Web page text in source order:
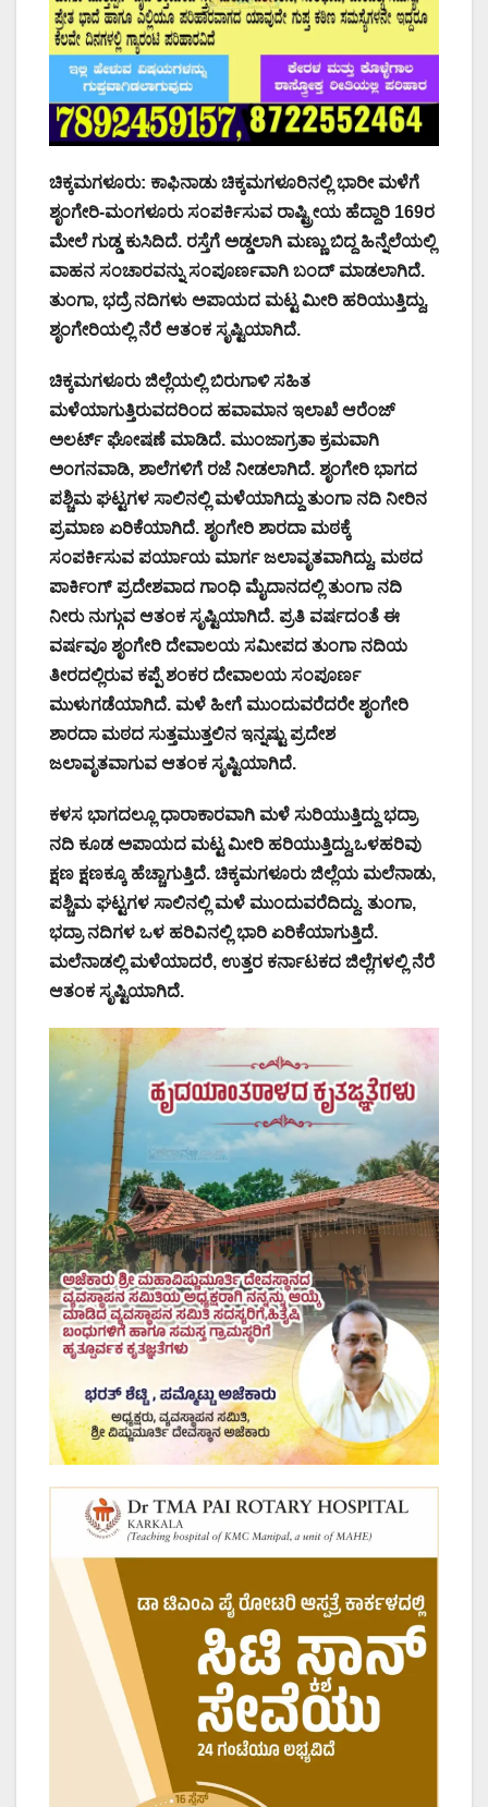
ಚಿಕ್ಕಮಗಳೂರು: ಕಾಫಿನಾಡು ಚಿಕ್ಕಮಗಳೂರಿನಲ್ಲಿ ಭಾರೀ ಮಳೆಗೆ
ಶೃಂಗೇರಿ-ಮಂಗಳೂರು ಸಂಪರ್ಕಿಸುವ ರಾಷ್ಟ್ರೀಯ ಹೆದ್ದಾರಿ 169ರ
ಮೇಲೆ ಗುಡ್ಡ ಕುಸಿದಿದೆ. ರಸ್ತೆಗೆ ಅಡ್ಡಲಾಗಿ ಮಣ್ಣು ಬಿದ್ದ ಹಿನ್ನೆಲೆಯಲ್ಲಿ
ವಾಹನ ಸಂಚಾರವನ್ನು ಸಂಪೂರ್ಣವಾಗಿ ಬಂದ್ ಮಾಡಲಾಗಿದೆ.
ತುಂಗಾ, ಭದ್ರೆ ನದಿಗಳು ಅಪಾಯದ ಮಟ್ಟ ಮೀರಿ ಹರಿಯುತ್ತಿದ್ದು,
ಶೃಂಗೇರಿಯಲ್ಲಿ ನೆರೆ ಆತಂಕ ಸೃಷ್ಟಿಯಾಗಿದೆ.
ಚಿಕ್ಕಮಗಳೂರು ಜಿಲ್ಲೆಯಲ್ಲಿ ಬಿರುಗಾಳಿ ಸಹಿತ
ಮಳೆಯಾಗುತ್ತಿರುವದರಿಂದ ಹವಾಮಾನ ಇಲಾಖೆ ಆರೆಂಜ್
ಅಲರ್ಟ್ ಘೋಷಣೆ ಮಾಡಿದೆ. ಮುಂಜಾಗ್ರತಾ ಕ್ರಮವಾಗಿ
ಅಂಗನವಾಡಿ, ಶಾಲೆಗಳಿಗೆ ರಜೆ ನೀಡಲಾಗಿದೆ. ಶೃಂಗೇರಿ ಭಾಗದ
ಪಶ್ಚಿಮ ಘಟ್ಟಗಳ ಸಾಲಿನಲ್ಲಿ ಮಳೆಯಾಗಿದ್ದು ತುಂಗಾ ನದಿ ನೀರಿನ
ಪ್ರಮಾಣ ಏರಿಕೆಯಾಗಿದೆ. ಶೃಂಗೇರಿ ಶಾರದಾ ಮಠಕ್ಕೆ
ಸಂಪರ್ಕಿಸುವ ಪರ್ಯಾಯ ಮಾರ್ಗ ಜಲಾವೃತವಾಗಿದ್ದು, ಮಠದ
ಪಾರ್ಕಿಂಗ್ ಪ್ರದೇಶವಾದ ಗಾಂಧಿ ಮೈದಾನದಲ್ಲಿ ತುಂಗಾ ನದಿ
ನೀರು ನುಗ್ಗುವ ಆತಂಕ ಸೃಷ್ಟಿಯಾಗಿದೆ. ಪ್ರತಿ ವರ್ಷದಂತೆ ಈ
ವರ್ಷವೂ ಶೃಂಗೇರಿ ದೇವಾಲಯ ಸಮೀಪದ ತುಂಗಾ ನದಿಯ
ತೀರದಲ್ಲಿರುವ ಕಪ್ಪೆ ಶಂಕರ ದೇವಾಲಯ ಸಂಪೂರ್ಣ
ಮುಳುಗಡೆಯಾಗಿದೆ. ಮಳೆ ಹೀಗೆ ಮುಂದುವರೆದರೇ ಶೃಂಗೇರಿ
ಶಾರದಾ ಮಠದ ಸುತ್ತಮುತ್ತಲಿನ ಇನ್ನಷ್ಟು ಪ್ರದೇಶ
ಜಲಾವೃತವಾಗುವ ಆತಂಕ ಸೃಷ್ಟಿಯಾಗಿದೆ.
ಕಳಸ ಭಾಗದಲ್ಲೂ ಧಾರಾಕಾರವಾಗಿ ಮಳೆ ಸುರಿಯುತ್ತಿದ್ದು ಭದ್ರಾ
ನದಿ ಕೂಡ ಅಪಾಯದ ಮಟ್ಟ ಮೀರಿ ಹರಿಯುತ್ತಿದ್ದು,ಒಳಹರಿವು
ಕ್ಷಣ ಕ್ಷಣಕ್ಕೂ ಹೆಚ್ಚಾಗುತ್ತಿದೆ. ಚಿಕ್ಕಮಗಳೂರು ಜಿಲ್ಲೆಯ ಮಲೆನಾಡು,
ಪಶ್ಚಿಮ ಘಟ್ಟಗಳ ಸಾಲಿನಲ್ಲಿ ಮಳೆ ಮುಂದುವರೆದಿದ್ದು. ತುಂಗಾ,
ಭದ್ರಾ ನದಿಗಳ‌ ಒಳ ಹರಿವಿನಲ್ಲಿ ಭಾರಿ ಏರಿಕೆಯಾಗುತ್ತಿದೆ.
ಮಲೆನಾಡಲ್ಲಿ ಮಳೆಯಾದರೆ, ಉತ್ತರ ಕರ್ನಾಟಕದ ಜಿಲ್ಲೆಗಳಲ್ಲಿ ನೆರೆ
ಆತಂಕ ಸೃಷ್ಟಿಯಾಗಿದೆ.